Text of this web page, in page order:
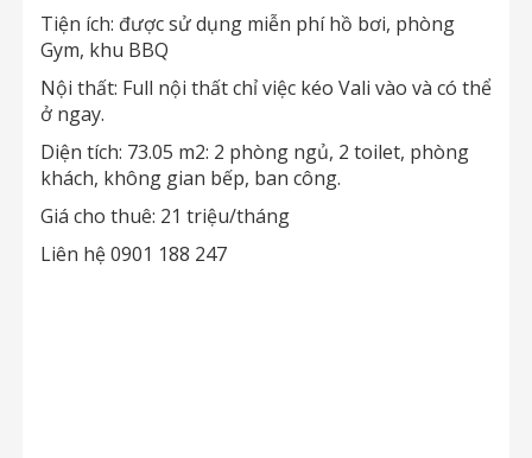
Tiện ích: được sử dụng miễn phí hồ bơi, phòng
Gym, khu BBQ
Nội thất: Full nội thất chỉ việc kéo Vali vào và có thể
ở ngay.
Diện tích: 73.05 m2: 2 phòng ngủ, 2 toilet, phòng
khách, không gian bếp, ban công.
Giá cho thuê: 21 triệu/tháng
Liên hệ 0901 188 247